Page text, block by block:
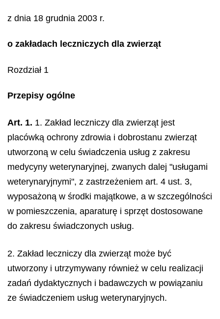
z dnia 18 grudnia 2003 r.
o zakładach leczniczych dla zwierząt
Rozdział 1
Przepisy ogólne
Art. 1. 1. Zakład leczniczy dla zwierząt jest
placówką ochrony zdrowia i dobrostanu zwierząt
utworzoną w celu świadczenia usług z zakresu
medycyny weterynaryjnej, zwanych dalej "usługami
weterynaryjnymi", z zastrzeżeniem art. 4 ust. 3,
wyposażoną w środki majątkowe, a w szczególności
w pomieszczenia, aparaturę i sprzęt dostosowane
do zakresu świadczonych usług.
2. Zakład leczniczy dla zwierząt może być
utworzony i utrzymywany również w celu realizacji
zadań dydaktycznych i badawczych w powiązaniu
ze świadczeniem usług weterynaryjnych.